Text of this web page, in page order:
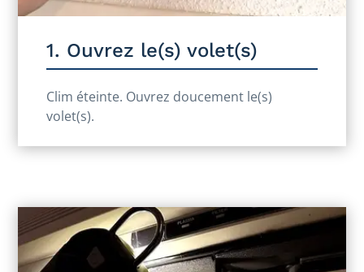
1. Ouvrez le(s) volet(s)
Clim éteinte. Ouvrez doucement le(s)
volet(s).